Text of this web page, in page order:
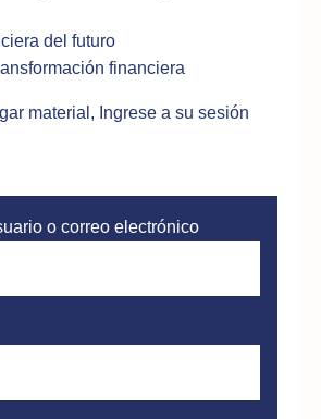
del futuro
financiera
material, Ingrese a su sesión
o correo electrónico